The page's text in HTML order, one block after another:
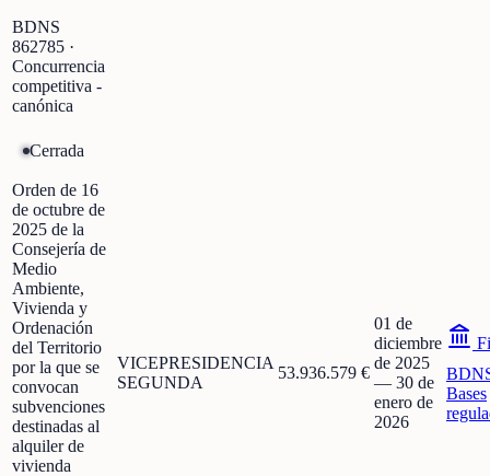
BDNS
862785 ·
Concurrencia
competitiva -
canónica
Cerrada
Orden de 16
de octubre de
2025 de la
Consejería de
Medio
Ambiente,
Vivienda y
Ordenación
del Territorio
por la que se
convocan
subvenciones
destinadas al
alquiler de
vivienda
VICEPRESIDENCIA
SEGUNDA
53.936.579 €
01 de
diciembre
de 2025
— 30 de
enero de
2026
Bases